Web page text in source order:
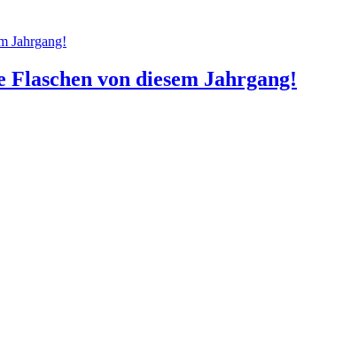
Flaschen von diesem Jahrgang!